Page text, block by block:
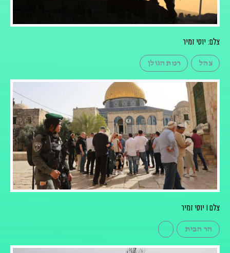
צלם: יוסי זמיר
צהל רמת הגולן
צלם I יוסי זמיר
הר הבית